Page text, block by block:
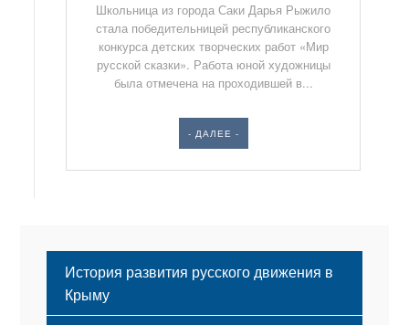
Школьница из города Саки Дарья Рыжило
стала победительницей республиканского
конкурса детских творческих работ «Мир
русской сказки». Работа юной художницы
была отмечена на проходившей в...
- ДАЛЕЕ -
История развития русского движения в
Крыму